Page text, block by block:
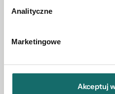
Analityczne
Marketingowe
Akceptuj
Godów
209 900 PLN